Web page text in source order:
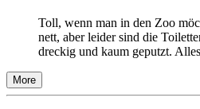
Toll, wenn man in den Zoo
nett, aber leider sind die
dreckig und kaum geputzt.
More